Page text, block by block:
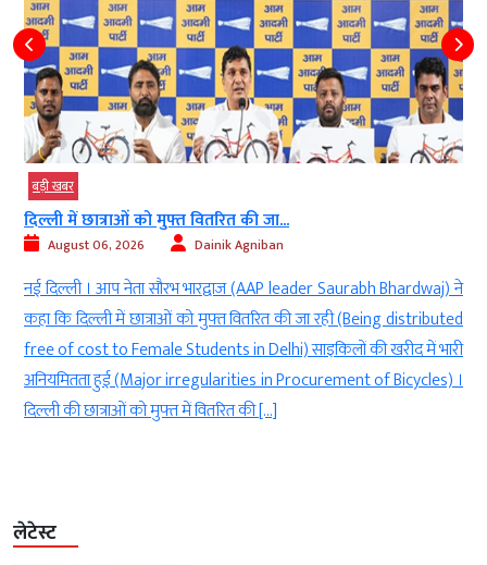
बड़ी खबर
दिल्ली में छात्राओं को मुफ्त वितरित की जा...
August 06, 2026 Dainik Agniban
नई दिल्ली । आप नेता सौरभ भारद्वाज (AAP leader Saurabh Bhardwaj) ने
कहा कि दिल्ली में छात्राओं को मुफ्त वितरित की जा रही (Being distributed
free of cost to Female Students in Delhi) साइकिलों की खरीद में भारी
अनियमितता हुई (Major irregularities in Procurement of Bicycles) ।
दिल्ली की छात्राओं को मुफ्त में वितरित की […]
लेटेस्ट